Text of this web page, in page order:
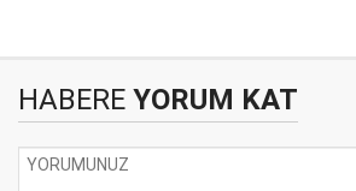
HABERE YORUM KAT